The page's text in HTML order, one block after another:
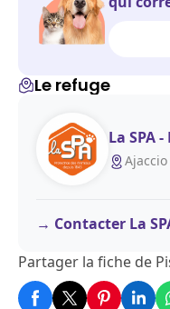
Le refuge
La SPA
Ajaccio
Contacter La
Partager la fiche de